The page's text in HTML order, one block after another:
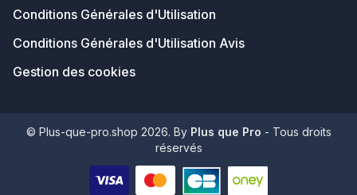
Conditions Générales d'Utilisation
Conditions Générales d'Utilisation Avis
Gestion des cookies
© Plus-que-pro.shop 2026. By Plus que Pro - Tous droits
réservés